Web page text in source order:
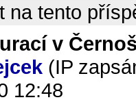
na tento
v
(IP
12:48